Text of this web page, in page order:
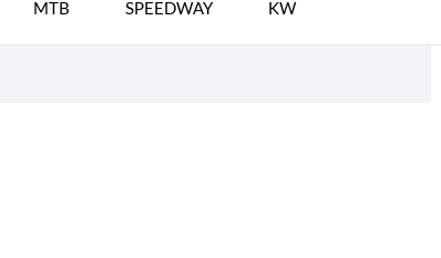
MTB SPEEDWAY KW